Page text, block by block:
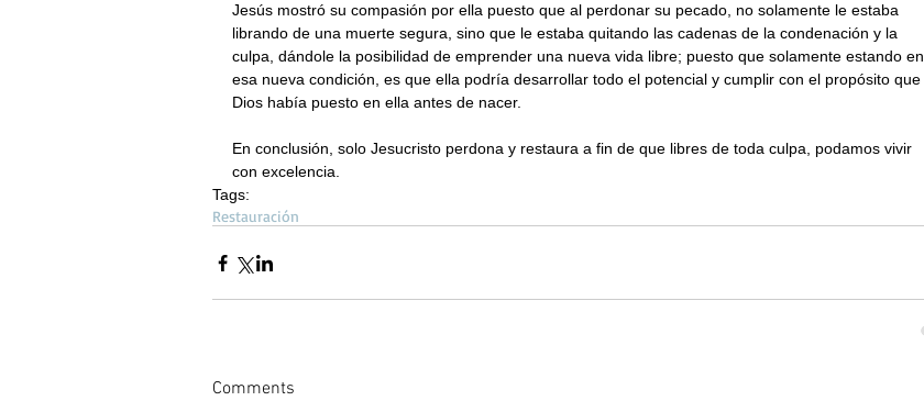
Jesús mostró su compasión por ella puesto que al perdonar su pecado, no solamente le estaba
librando de una muerte segura, sino que le estaba quitando las cadenas de la condenación y la
culpa, dándole la posibilidad de emprender una nueva vida libre; puesto que solamente estando en
esa nueva condición, es que ella podría desarrollar todo el potencial y cumplir con el propósito que
Dios había puesto en ella antes de nacer.
En conclusión, solo Jesucristo perdona y restaura a fin de que libres de toda culpa, podamos vivir
con excelencia.
Tags:
Restauración
Comments